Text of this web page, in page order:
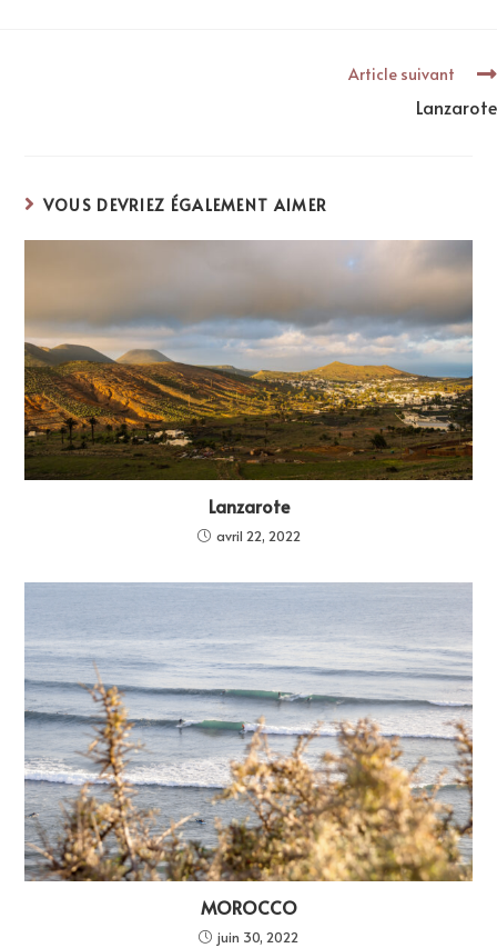
Article suivant
Lanzarote
VOUS DEVRIEZ ÉGALEMENT AIMER
Lanzarote
avril 22, 2022
MOROCCO
juin 30, 2022